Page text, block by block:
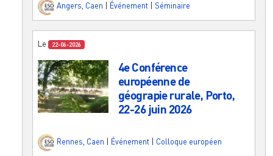
Angers, Caen Événement Séminaire
Le 22-06-2026
4e Conférence
européenne de
géograpie rurale, Porto,
22-26 juin 2026
Rennes, Caen Événement Colloque européen